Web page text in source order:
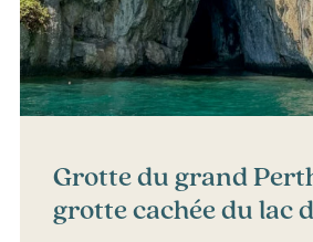
Grotte du grand
grotte cachée du lac